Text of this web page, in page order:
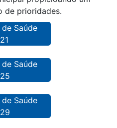
de prioridades.
Saúde
Saúde
Saúde